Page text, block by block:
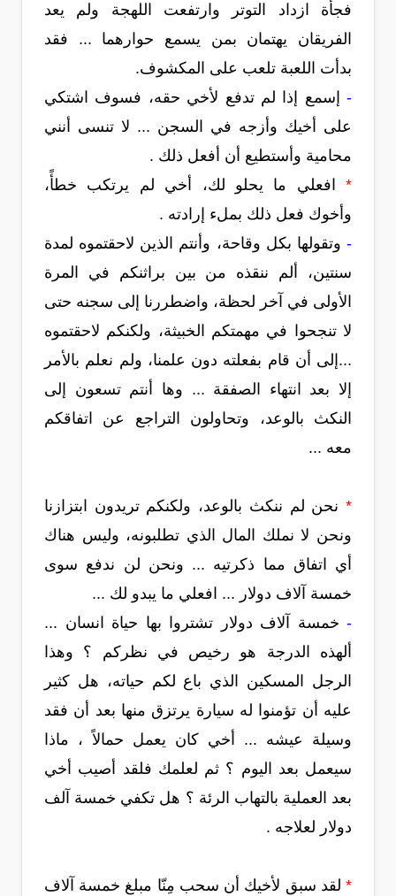
فجأة ازداد التوتر وارتفعت اللهجة ولم يعد
الفريقان يهتمان بمن يسمع حوارهما ... فقد
بدأت اللعبة تلعب على المكشوف.
- إسمع إذا لم تدفع لأخي حقه، فسوف اشتكي
على أخيك وأزجه في السجن ... لا تنسى أنني
محامية وأستطيع أن أفعل ذلك .
* افعلي ما يحلو لك، أخي لم يرتكب خطأً،
وأخوك فعل ذلك بملء إرادته .
- وتقولها بكل وقاحة، وأنتم الذين لاحقتموه لمدة
سنتين، ألم ننقذه من بين براثنكم في المرة
الأولى في آخر لحظة، واضطررنا إلى سجنه حتى
لا تنجحوا في مهمتكم الخبيثة، ولكنكم لاحقتموه
...إلى أن قام بفعلته دون علمنا، ولم نعلم بالأمر
إلا بعد انتهاء الصفقة ... وها أنتم تسعون إلى
النكث بالوعد، وتحاولون التراجع عن اتفاقكم
معه ...
* نحن لم ننكث بالوعد، ولكنكم تريدون ابتزازنا
ونحن لا نملك المال الذي تطلبونه، وليس هناك
أي اتفاق مما ذكرتيه ... ونحن لن ندفع سوى
خمسة آلاف دولار ... افعلي ما يبدو لك ...
- خمسة آلاف دولار تشتروا بها حياة انسان ...
ألهذه الدرجة هو رخيص في نظركم ؟ وهذا
الرجل المسكين الذي باع لكم حياته، هل كثير
عليه أن تؤمنوا له سيارة يرتزق منها بعد أن فقد
وسيلة عيشه ... أخي كان يعمل حمالاً ، ماذا
سيعمل بعد اليوم ؟ ثم لعلمك فلقد أصيب أخي
بعد العملية بالتهاب الرئة ؟ هل تكفي خمسة آلف
دولار لعلاجه .
* لقد سبق لأخيك أن سحب مِنّا مبلغ خمسة آلاف